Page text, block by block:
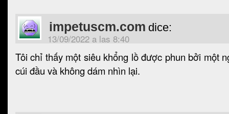
impetuscm.com dice:
13/09/2022 a las 8:40
Tôi chỉ thấy một siêu khổng lồ được phun bởi một
cúi đầu và không dám nhìn lại.